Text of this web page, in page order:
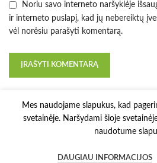
Noriu savo interneto naršyklėje
ir interneto puslapį, kad jų nebereiktų
vėl norėsiu parašyti komentarą.
Mes naudojame slapukus, kad
svetainėje. Naršydami šioje
naudotume
DAUGIAU INFORMACIJOS